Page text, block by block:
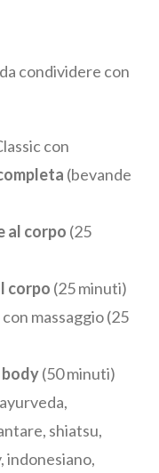
condividere con
con
(bevande
al corpo (25
corpo (25 minuti)
massaggio (25
(50 minuti)
shiatsu,
indonesiano,